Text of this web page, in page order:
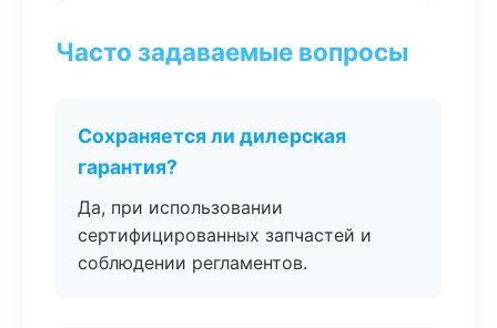
Часто задаваемые вопросы
Сохраняется ли дилерская
гарантия?
Да, при использовании
сертифицированных запчастей и
соблюдении регламентов.